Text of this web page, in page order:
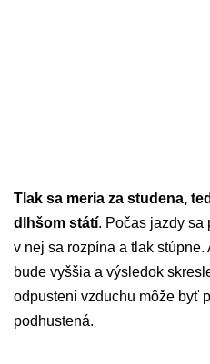
Tlak sa meria za studena,
dlhšom státí. Počas jazdy sa
v nej sa rozpína a tlak
bude vyššia a výsledok
odpustení vzduchu môže byť
podhustená.